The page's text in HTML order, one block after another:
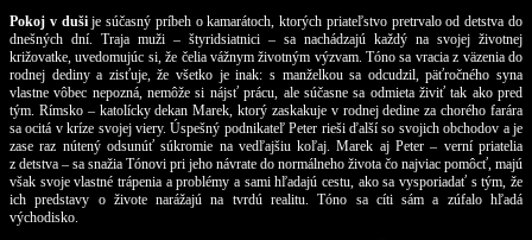
Pokoj v dušije súčasný príbeh o kamarátoch, ktorých priateľstvo pretrvalo od detstva do
dnešných dní. Traja muži – štyridsiatnici – sa nachádzajú každý na svojej životnej
križovatke, uvedomujúc si, že čelia vážnym životným výzvam. Tóno sa vracia z väzenia do
rodnej dediny a zisťuje, že všetko je inak: s manželkou sa odcudzil, päťročného syna
vlastne vôbec nepozná, nemôže si nájsť prácu, ale súčasne sa odmieta živiť tak ako pred
tým. Rímsko – katolícky dekan Marek, ktorý zaskakuje v rodnej dedine za chorého farára
sa ocitá v kríze svojej viery. Úspešný podnikateľ Peter rieši ďalší so svojich obchodov a je
zase raz nútený odsunúť súkromie na vedľajšiu koľaj. Marek aj Peter – verní priatelia
z detstva – sa snažia Tónovi pri jeho návrate do normálneho života čo najviac pomôcť, majú
však svoje vlastné trápenia a problémy a sami hľadajú cestu, ako sa vysporiadať s tým, že
ich predstavy o živote narážajú na tvrdú realitu. Tóno sa cíti sám a zúfalo hľadá
východisko.